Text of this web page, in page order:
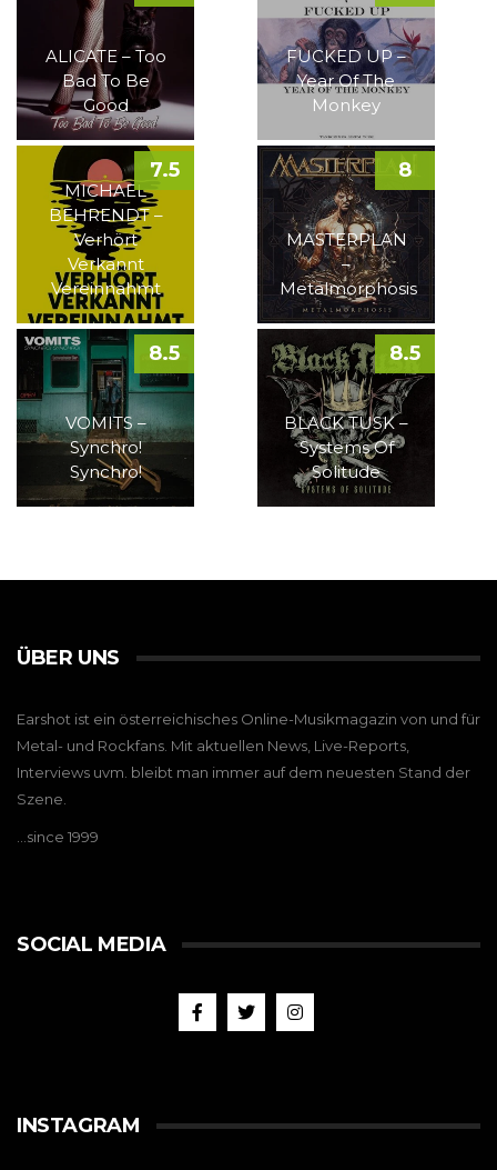
ALICATE – Too
Bad To Be
Good
FUCKED UP –
Year Of The
Monkey
MICHAEL
BEHRENDT –
Verhört
Verkannt
Vereinnahmt
7.5
MASTERPLAN
–
Metalmorphosis
8
VOMITS –
Synchro!
Synchro!
8.5
BLACK TUSK –
Systems Of
Solitude
8.5
ÜBER UNS
Earshot ist ein österreichisches Online-Musikmagazin von und für
Metal- und Rockfans. Mit aktuellen News, Live-Reports,
Interviews uvm. bleibt man immer auf dem neuesten Stand der
Szene.
…since 1999
SOCIAL MEDIA
INSTAGRAM